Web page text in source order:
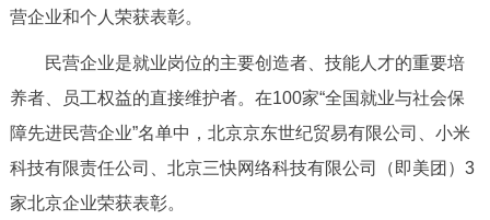
决策公开
政务服务
营企业和个人荣获表彰。
民营企业是就业岗位的主要创造者、技能人才的重要培
养者、员工权益的直接维护者。在100家“全国就业与社会保
障先进民营企业”名单中，北京京东世纪贸易有限公司、小米
科技有限责任公司、北京三快网络科技有限公司（即美团）3
家北京企业荣获表彰。